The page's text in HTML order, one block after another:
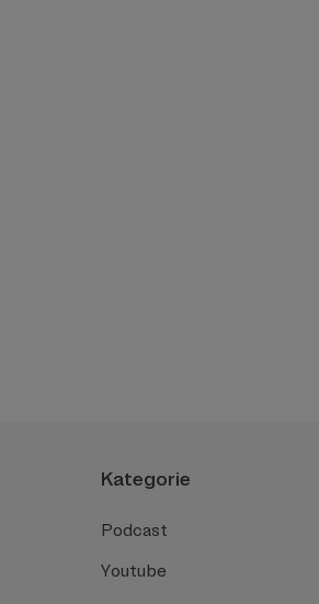
Kategorie
Podcast
Youtube